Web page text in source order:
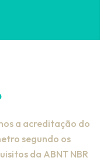
a acreditação do
segundo os
da ABNT NBR